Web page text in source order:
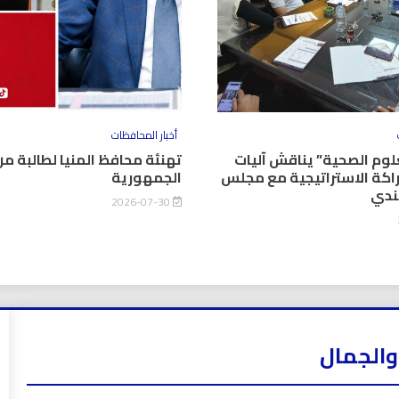
الصحية” يناقش آليات
الاستراتيجية مع مجلس
أخبار المحافظات
تهنئة محافظ المنيا لطالبة
الجمهورية